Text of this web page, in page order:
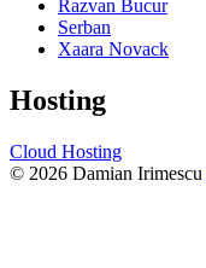
Razvan Bucur
Serban
Xaara Novack
Hosting
Cloud Hosting
© 2026 Damian Irimescu